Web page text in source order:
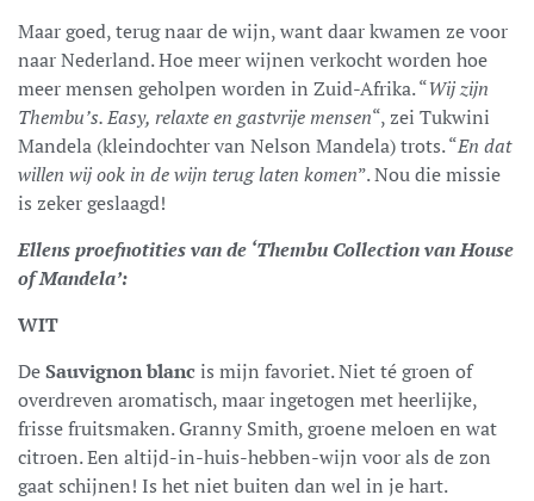
Maar goed, terug naar de wijn, want daar kwamen ze voor
naar Nederland. Hoe meer wijnen verkocht worden hoe
meer mensen geholpen worden in Zuid-Afrika. “Wij zijn
Thembu’s. Easy, relaxte en gastvrije mensen“, zei Tukwini
Mandela (kleindochter van Nelson Mandela) trots. “En dat
willen wij ook in de wijn terug laten komen”. Nou die missie
is zeker geslaagd!
Ellens proefnotities van de ‘Thembu Collection van House
of Mandela’:
WIT
DeSauvignon blancis mijn favoriet. Niet té groen of
overdreven aromatisch, maar ingetogen met heerlijke,
frisse fruitsmaken. Granny Smith, groene meloen en wat
citroen. Een altijd-in-huis-hebben-wijn voor als de zon
gaat schijnen! Is het niet buiten dan wel in je hart.